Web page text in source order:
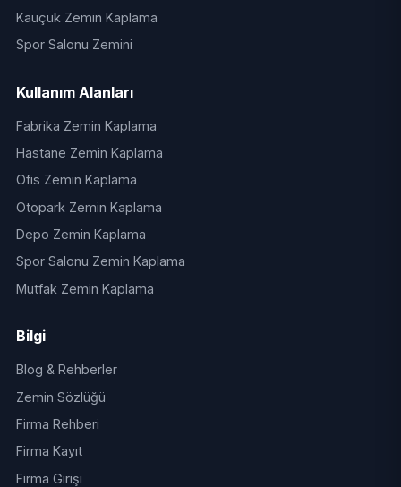
Kauçuk Zemin Kaplama
Spor Salonu Zemini
Kullanım Alanları
Fabrika Zemin Kaplama
Hastane Zemin Kaplama
Ofis Zemin Kaplama
Otopark Zemin Kaplama
Depo Zemin Kaplama
Spor Salonu Zemin Kaplama
Mutfak Zemin Kaplama
Bilgi
Blog & Rehberler
Zemin Sözlüğü
Firma Rehberi
Firma Kayıt
Firma Girişi